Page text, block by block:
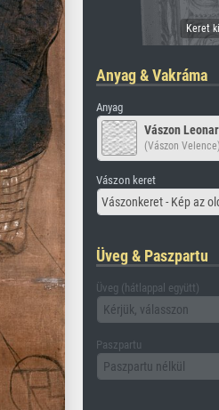
Anyag & Vakráma
Anyag
Vászon
(Vászon Velence)
Vászon keret
Vászonkeret - Kép az
Üveg & Paszpartu
Üveg (hátlappal együtt)
Kérjük, válasszon
Paszpartu
Paszpartu nélkül